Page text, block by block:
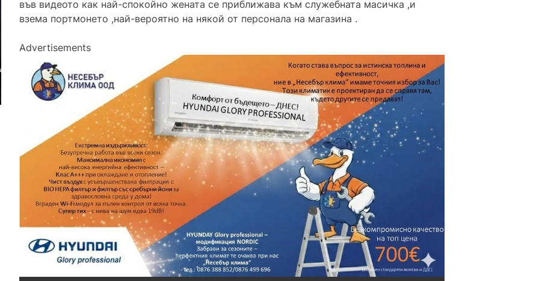
във видеото как най-спокойно жената се приближава към служебната масичка ,и
взема портмонето ,най-вероятно на някой от персонала на магазина .
Advertisements